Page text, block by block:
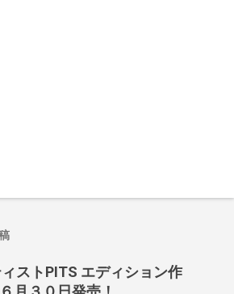
ストPITS エディション作